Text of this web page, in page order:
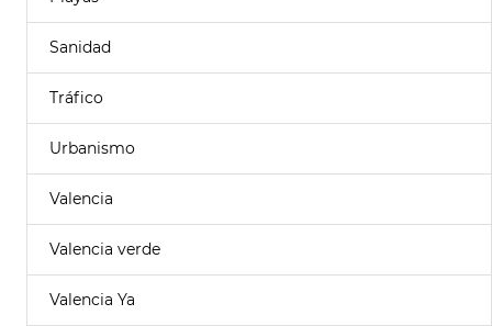
Sanidad
Tráfico
Urbanismo
Valencia
Valencia verde
Valencia Ya